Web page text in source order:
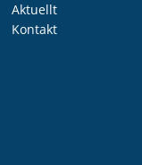
Aktuellt
Kontakt